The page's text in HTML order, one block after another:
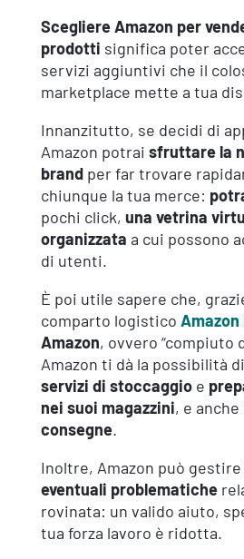
Scegliere Amazon per
prodotti significa poter
servizi aggiuntivi che il
marketplace mette a tua
Innanzitutto, se decidi di
Amazon potrai sfruttare la
brandper far trovare
chiunque la tua merce:
pochi click, una vetrina
organizzata a cui possono
di utenti.
È poi utile sapere che,
comparto logistico Amazon
Amazon, ovvero “compiuto
Amazon ti dà la possibilità di
servizi di stoccaggioe
nei suoi magazzini, e anche
consegne.
Inoltre, Amazon può gestire
eventuali problematiche
rovinata: un valido aiuto,
tua forza lavoro è ridotta.